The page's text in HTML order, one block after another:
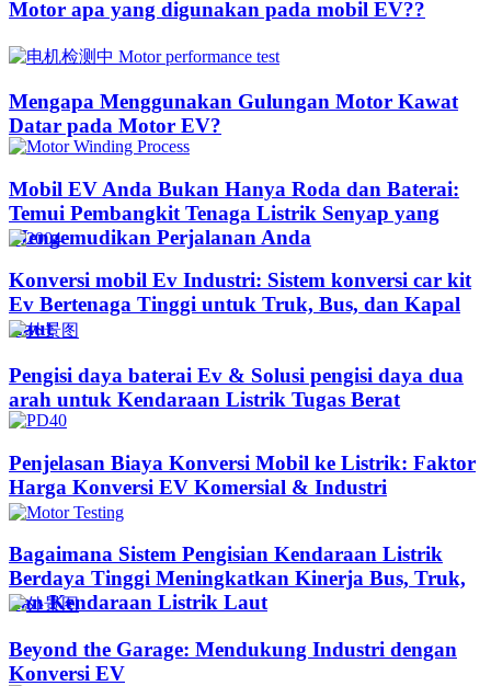
Motor apa yang digunakan pada mobil EV??​​
Mengapa Menggunakan Gulungan Motor Kawat
Datar pada Motor EV?
Mobil EV Anda Bukan Hanya Roda dan Baterai:
Temui Pembangkit Tenaga Listrik Senyap yang
Mengemudikan Perjalanan Anda
Konversi mobil Ev Industri: Sistem konversi car kit
Ev Bertenaga Tinggi untuk Truk, Bus, dan Kapal
Laut
Pengisi daya baterai Ev & Solusi pengisi daya dua
arah untuk Kendaraan Listrik Tugas Berat
Penjelasan Biaya Konversi Mobil ke Listrik: Faktor
Harga Konversi EV Komersial & Industri
Bagaimana Sistem Pengisian Kendaraan Listrik
Berdaya Tinggi Meningkatkan Kinerja Bus, Truk,
dan Kendaraan Listrik Laut
Beyond the Garage: Mendukung Industri dengan
Konversi EV